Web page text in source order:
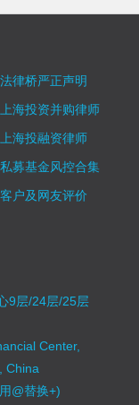
法律桥严正声明
上海投资并购律师
上海投融资律师
私募基金风控合集
客户及网友评价
9层/24层/25层
Center,
China
@替换+)